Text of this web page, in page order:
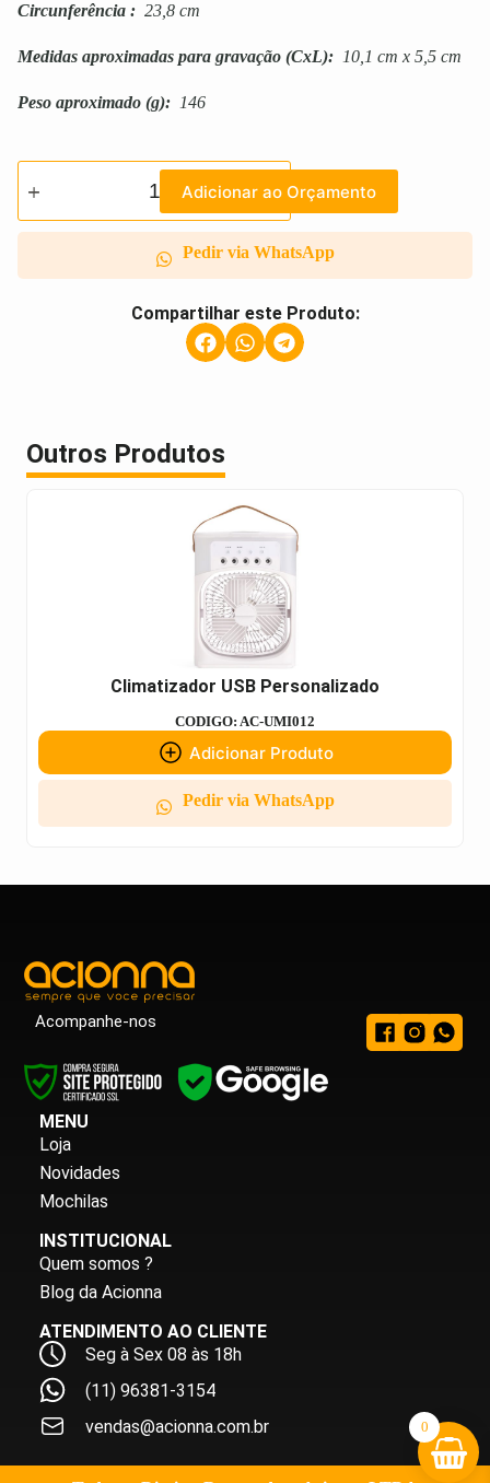
Circunferência : 23,8 cm
Medidas aproximadas para gravação (CxL): 10,1 cm x 5,5 cm
Peso aproximado (g): 146
Adicionar ao Orçamento
Pedir via WhatsApp
Compartilhar este Produto:
Outros Produtos
Climatizador USB Personalizado
CODIGO: AC-UMI012
Adicionar Produto
Pedir via WhatsApp
Acompanhe-nos
MENU
Loja
Novidades
Mochilas
INSTITUCIONAL
Quem somos ?
Blog da Acionna
ATENDIMENTO AO CLIENTE
Seg à Sex 08 às 18h
(11) 96381-3154
vendas@acionna.com.br
0